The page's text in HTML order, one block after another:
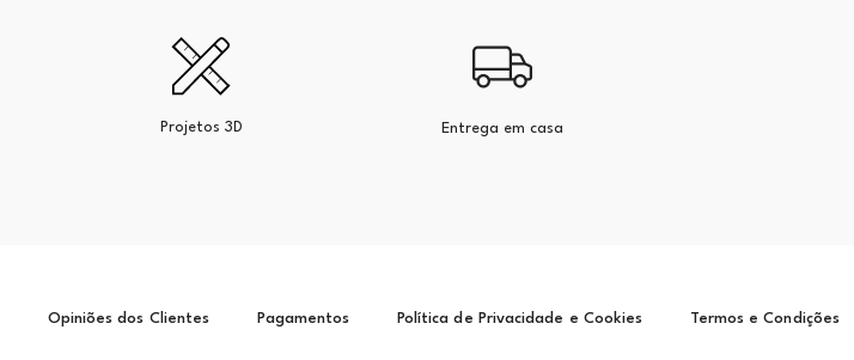
Projetos 3D Entrega em casa
Opiniões dos Clientes Pagamentos Política de Privacidade e Cookies Termos e Condições